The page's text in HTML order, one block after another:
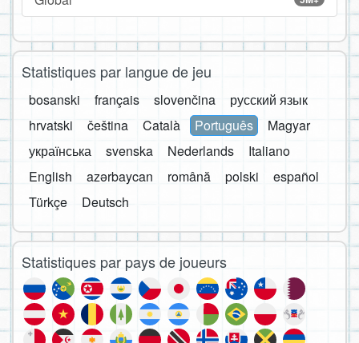
Statistiques par langue de jeu
bosanski français slovenčina
русский язык
hrvatski
čeština Català Português
Magyar
українська
svenska Nederlands
Italiano
English
azərbaycan română polski
español
Türkçe
Deutsch
Statistiques par pays de joueurs